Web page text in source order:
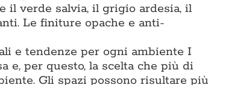
il verde salvia, il grigio ardesia, il
Le finiture opache e anti-
e tendenze per ogni ambiente I
e, per questo, la scelta che più di
Gli spazi possono risultare più